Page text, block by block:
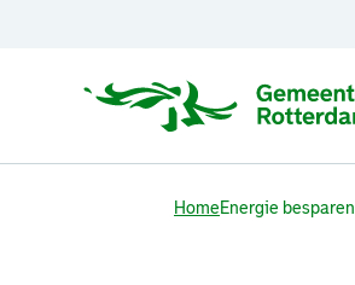
HomeEnergie besparen